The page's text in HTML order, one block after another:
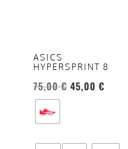
ASICS
HYPERSPRINT 8
75,00€ 45,00 €
opzioni
possono
essere
scelte
nella
del